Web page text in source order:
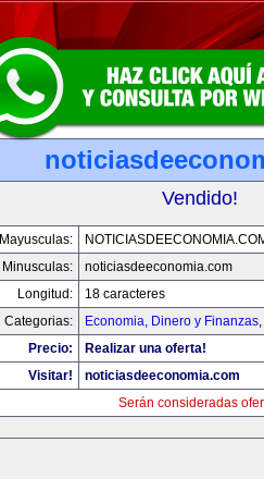
Vendido!
Mayusculas:
Minusculas:
noticiasdeeconomia.com
Longitud:
18 caracteres
Categorias:
Economia, Dinero y Finanzas,
Precio:
Realizar una oferta!
Visitar!
noticiasdeeconomia.com
Serán consideradas